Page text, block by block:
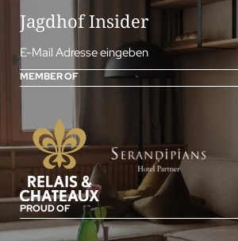
Jagdhof Insider
E-Mail Adresse eingeben
MEMBER OF
PROUD OF